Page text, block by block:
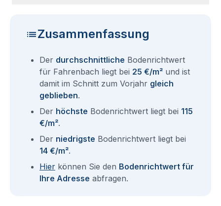
Zusammenfassung
Der durchschnittliche Bodenrichtwert
für Fahrenbach liegt bei 25 €/m² und ist
damit im Schnitt zum Vorjahr gleich
geblieben.
Der höchste Bodenrichtwert liegt bei 115
€/m².
Der niedrigste Bodenrichtwert liegt bei
14 €/m².
Hier können Sie den Bodenrichtwert für
Ihre Adresse abfragen.